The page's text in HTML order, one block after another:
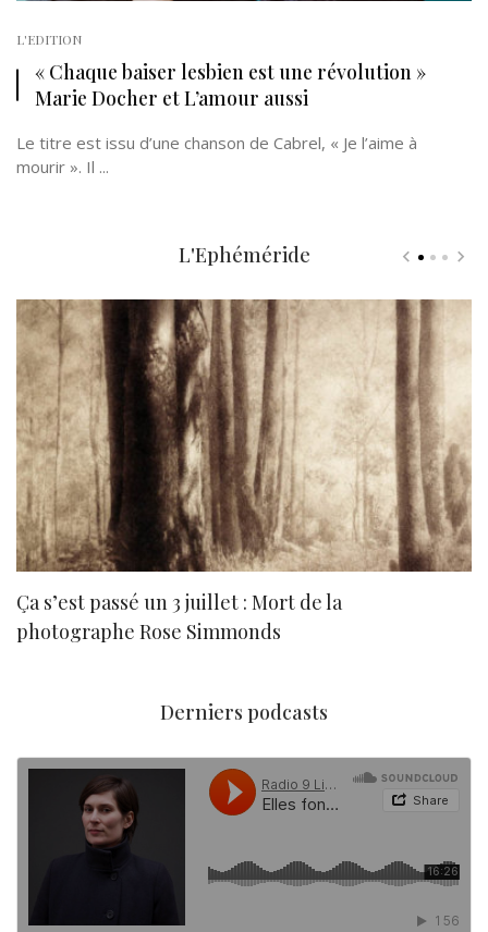
L'EDITION
« Chaque baiser lesbien est une révolution »
Marie Docher et L’amour aussi
Le titre est issu d’une chanson de Cabrel, « Je l’aime à
mourir ». Il ...
L'Ephéméride
Ça s’est passé un 3 juillet : Mort de la
photographe Rose Simmonds
Derniers podcasts